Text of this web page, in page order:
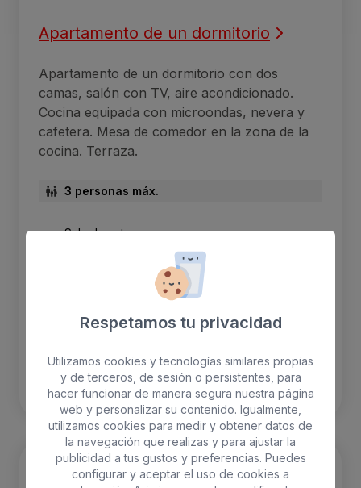
Apartamento de un dormitorio
Apartamento de un dormitorio con dos
camas, salón con TV, aire acondicionado.
Cocina equipada con microondas, nevera y
cafetera. Mesa de comedor en la zona de la
cocina. Terraza.
3 personas máx.
Sala de estar
Aire acondicionado
RESERVAR
Respetamos tu privacidad
Utilizamos cookies y tecnologías similares propias
y de terceros, de sesión o persistentes, para
hacer funcionar de manera segura nuestra página
web y personalizar su contenido. Igualmente,
utilizamos cookies para medir y obtener datos de
la navegación que realizas y para ajustar la
publicidad a tus gustos y preferencias. Puedes
configurar y aceptar el uso de cookies a